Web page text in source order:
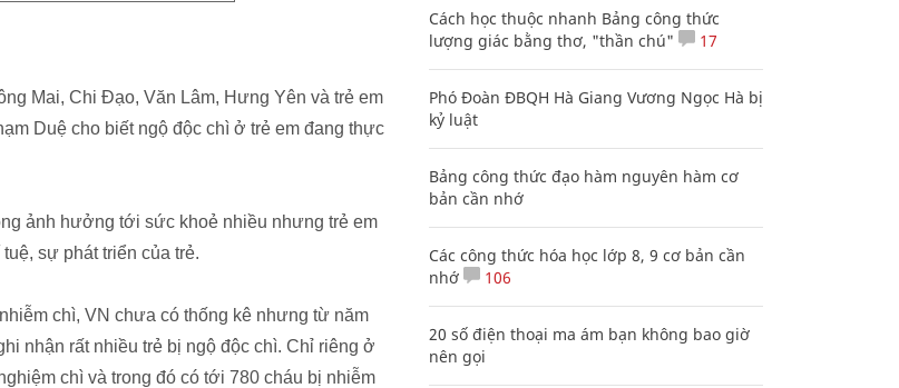
Mai, Chi Đạo, Văn Lâm, Hưng Yên và trẻ em
Duệ cho biết ngộ độc chì ở trẻ em đang thực
ảnh hưởng tới sức khoẻ nhiều nhưng trẻ em
sự phát triển của trẻ.
chì, VN chưa có thống kê nhưng từ năm
nhận rất nhiều trẻ bị ngộ độc chì. Chỉ riêng ở
chì và trong đó có tới 780 cháu bị nhiễm
Cách học thuộc nhanh Bảng công thức
lượng giác bằng thơ, "thần chú"
17
Phó Đoàn ĐBQH Hà Giang Vương Ngọc Hà bị
kỷ luật
Bảng công thức đạo hàm nguyên hàm cơ
bản cần nhớ
Các công thức hóa học lớp 8, 9 cơ bản cần
nhớ
106
20 số điện thoại ma ám bạn không bao giờ
nên gọi